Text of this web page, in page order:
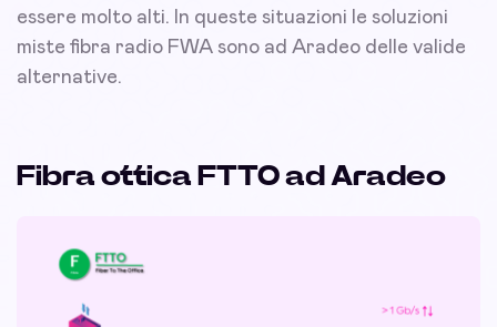
essere molto alti. In queste situazioni le soluzioni
miste fibra radio FWA sono ad Aradeo delle valide
alternative.
Fibra ottica FTTO ad Aradeo